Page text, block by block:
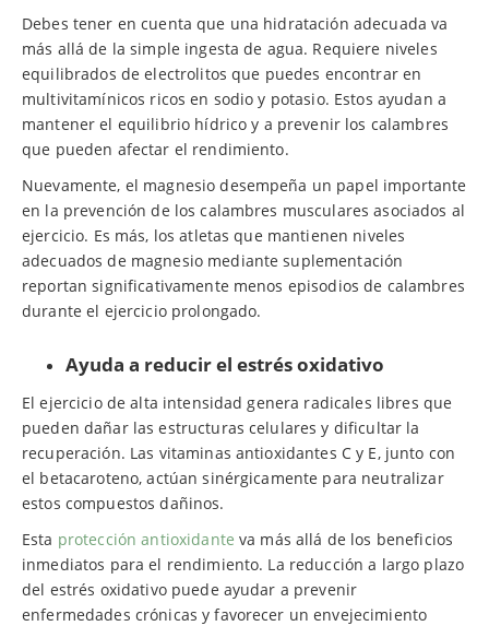
Debes tener en cuenta que una hidratación adecuada va
más allá de la simple ingesta de agua. Requiere niveles
equilibrados de electrolitos que puedes encontrar en
multivitamínicos ricos en sodio y potasio. Estos ayudan a
mantener el equilibrio hídrico y a prevenir los calambres
que pueden afectar el rendimiento.
Nuevamente, el magnesio desempeña un papel importante
en la prevención de los calambres musculares asociados al
ejercicio. Es más, los atletas que mantienen niveles
adecuados de magnesio mediante suplementación
reportan significativamente menos episodios de calambres
durante el ejercicio prolongado.
Ayuda a reducir el estrés oxidativo
El ejercicio de alta intensidad genera radicales libres que
pueden dañar las estructuras celulares y dificultar la
recuperación. Las vitaminas antioxidantes C y E, junto con
el betacaroteno, actúan sinérgicamente para neutralizar
estos compuestos dañinos.
Esta protección antioxidante va más allá de los beneficios
inmediatos para el rendimiento. La reducción a largo plazo
del estrés oxidativo puede ayudar a prevenir
enfermedades crónicas y favorecer un envejecimiento